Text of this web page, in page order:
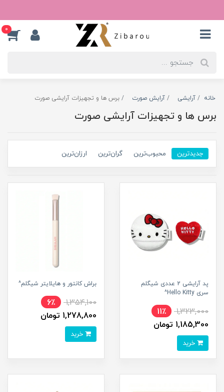
0
خانه آرایشی آرایش صورت برس ها و تجهیزات آرایشی صورت
برس ها و تجهیزات آرایشی صورت
جدیدترین محبوب‌ترین گران‌ترین ارزان‌ترین
پد آرایشی 2 عددی شیگلم
سری Hello Kitty^
1,323,000
11٪
1,185,300 تومان
براش کانتور و هایلایتر شیگلم^
1,354,100
6٪
1,278,800 تومان